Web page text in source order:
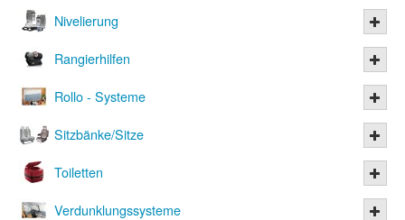
Nivelierung
Rangierhilfen
Rollo - Systeme
Sitzbänke/Sitze
Toiletten
Verdunklungssysteme